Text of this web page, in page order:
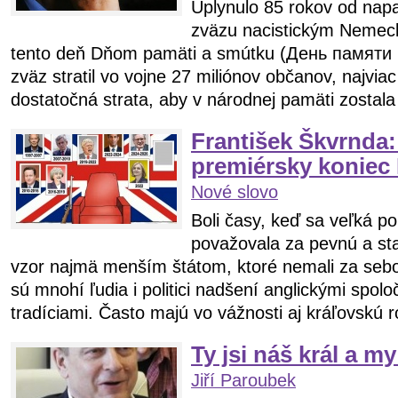
Uplynulo 85 rokov od
zväzu nacistickým
tento deň Dňom pamäti a smútku (День
zväz stratil vo vojne 27 miliónov občanov,
dostatočná strata, aby v národnej pamäti
František
premiérsky koniec
Nové slovo
Boli časy, keď sa veľká
považovala za pevnú a
vzor najmä menším štátom, ktoré nemali za
sú mnohí ľudia i politici nadšení anglickými
tradíciami. Často majú vo vážnosti aj kráľovskú
Ty jsi náš král a
Jiří Paroubek